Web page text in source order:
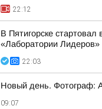
22:12
В Пятигорске стартовал
«Лаборатории Лидеров»
22:03
Новый день. Фотограф:
09:07